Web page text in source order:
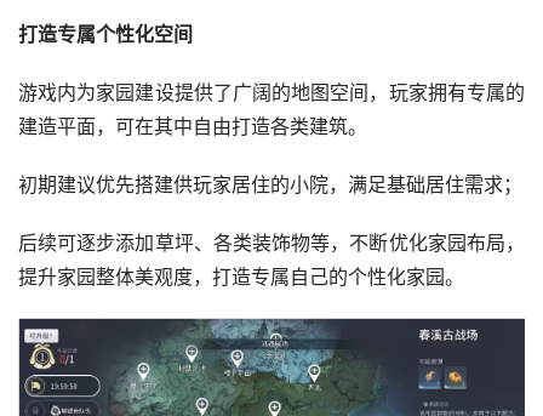
打造专属个性化空间
游戏内为家园建设提供了广阔的地图空间，玩家拥有专属的
建造平面，可在其中自由打造各类建筑。
初期建议优先搭建供玩家居住的小院，满足基础居住需求；
后续可逐步添加草坪、各类装饰物等，不断优化家园布局，
提升家园整体美观度，打造专属自己的个性化家园。